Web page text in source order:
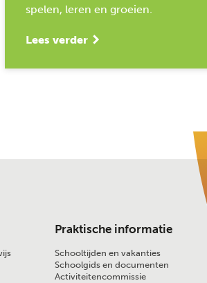
spelen, leren en groeien.
Lees verder
Praktische informatie
Schooltijden en vakanties
Schoolgids en documenten
Activiteitencommissie